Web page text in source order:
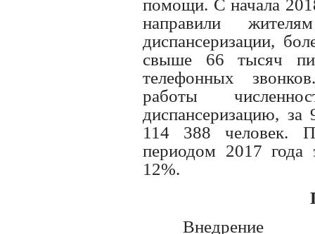
помощи. С начала
направили
диспансеризации,
свыше 66 тысяч
телефонных
работы
диспансеризацию, за
114 388 человек.
периодом 2017 года
12%.